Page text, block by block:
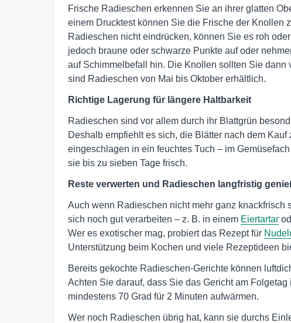
Frische Radieschen erkennen Sie an ihrer glatten
einem Drucktest können Sie die Frische der Knollen
Radieschen nicht eindrücken, können Sie es roh
jedoch braune oder schwarze Punkte auf oder
auf Schimmelbefall hin. Die Knollen sollten Sie dann
sind Radieschen von Mai bis Oktober erhältlich.
Richtige Lagerung für längere Haltbarkeit
Radieschen sind vor allem durch ihr Blattgrün
Deshalb empfiehlt es sich, die Blätter nach dem
eingeschlagen in ein feuchtes Tuch – im
sie bis zu sieben Tage frisch.
Reste verwerten und Radieschen langfristig
Auch wenn Radieschen nicht mehr ganz
sich noch gut verarbeiten – z. B. in einem Eiertartar
Wer es exotischer mag, probiert das Rezept für
Unterstützung beim Kochen und viele Rezeptideen
Bereits gekochte Radieschen-Gerichte können
Achten Sie darauf, dass Sie das Gericht am
mindestens 70 Grad für 2 Minuten aufwärmen.
Wer noch Radieschen übrig hat, kann sie durchs